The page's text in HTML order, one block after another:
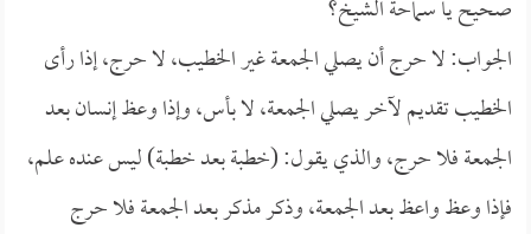
صحيح يا سماحة الشيخ؟
الجواب: لا حرج أن يصلي الجمعة غير الخطيب، لا حرج، إذا رأى
الخطيب تقديم لآخر يصلي الجمعة، لا بأس، وإذا وعظ إنسان بعد
الجمعة فلا حرج، والذي يقول: (خطبة بعد خطبة) ليس عنده علم،
فإذا وعظ واعظ بعد الجمعة، وذكر مذكر بعد الجمعة فلا حرج